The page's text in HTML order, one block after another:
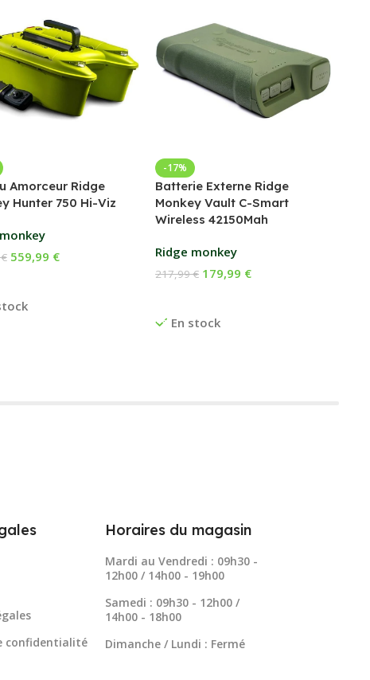
Amorceur Ridge
Hunter 750 Hi-Viz
€ 559,99 €
-17%
Batterie Externe Ridge
Monkey Vault C-Smart
Wireless 42150Mah
Ridge monkey
En stock
217,99€ 179,99 €
confidentialité
Horaires du magasin
Mardi au Vendredi : 09h30 -
12h00 / 14h00 - 19h00
Samedi : 09h30 - 12h00 /
14h00 - 18h00
Dimanche / Lundi : Fermé